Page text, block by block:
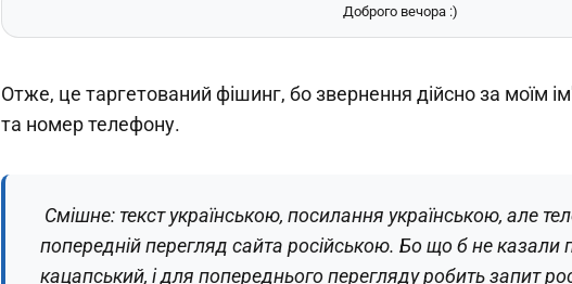
Доброго вечора :)
Отже, це таргетований фішинг, бо звернення дійсно за моїм
та номер телефону.
Смішне: текст українською, посилання українською, але
попередній перегляд сайта російською. Бо що б не казали
кацапський, і для попереднього перегляду робить запит